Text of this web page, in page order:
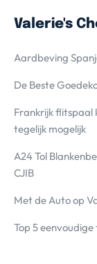
Valerie's
Aardbeving
De Beste
Frankrijk flitspaal
tegelijk mogelijk
A24 Tol
CJIB
Met de Auto op
Top 5